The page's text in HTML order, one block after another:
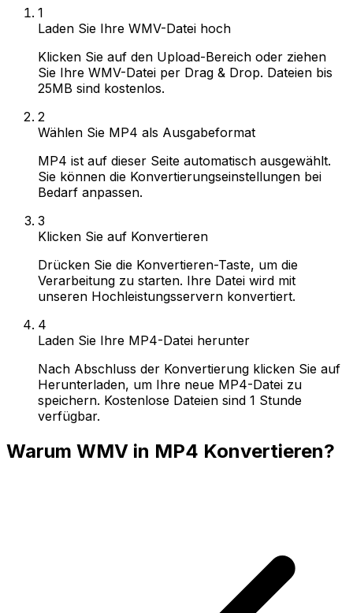
1
Laden Sie Ihre WMV-Datei hoch
Klicken Sie auf den Upload-Bereich oder ziehen
Sie Ihre WMV-Datei per Drag & Drop. Dateien bis
25MB sind kostenlos.
2
Wählen Sie MP4 als Ausgabeformat
MP4 ist auf dieser Seite automatisch ausgewählt.
Sie können die Konvertierungseinstellungen bei
Bedarf anpassen.
3
Klicken Sie auf Konvertieren
Drücken Sie die Konvertieren-Taste, um die
Verarbeitung zu starten. Ihre Datei wird mit
unseren Hochleistungsservern konvertiert.
4
Laden Sie Ihre MP4-Datei herunter
Nach Abschluss der Konvertierung klicken Sie auf
Herunterladen, um Ihre neue MP4-Datei zu
speichern. Kostenlose Dateien sind 1 Stunde
verfügbar.
Warum WMV in MP4 Konvertieren?